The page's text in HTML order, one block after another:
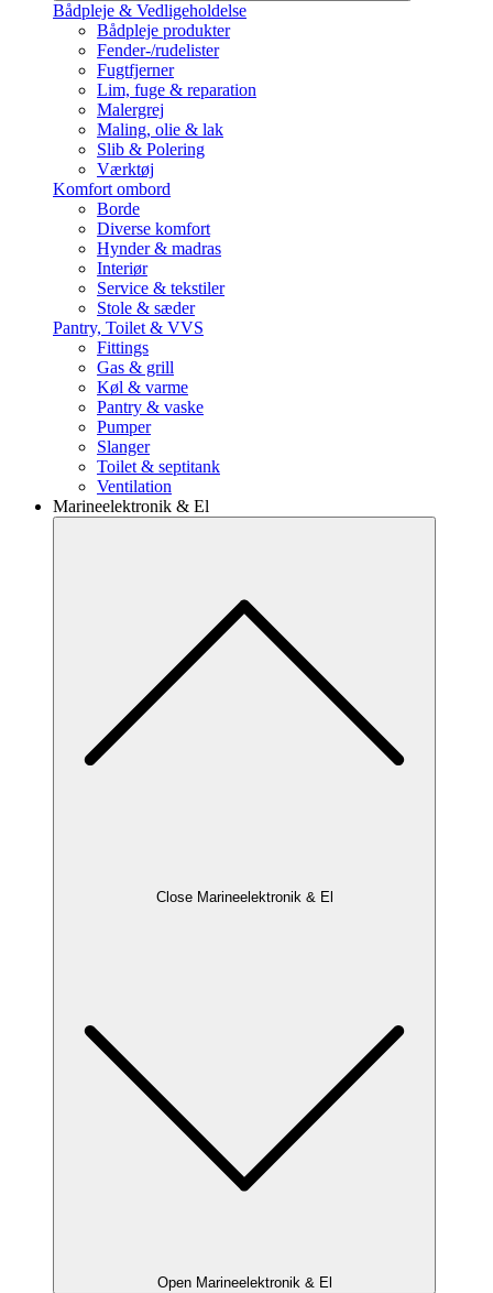
Bådpleje & Vedligeholdelse
Bådpleje produkter
Fender-/rudelister
Fugtfjerner
Lim, fuge & reparation
Malergrej
Maling, olie & lak
Slib & Polering
Værktøj
Komfort ombord
Borde
Diverse komfort
Hynder & madras
Interiør
Service & tekstiler
Stole & sæder
Pantry, Toilet & VVS
Fittings
Gas & grill
Køl & varme
Pantry & vaske
Pumper
Slanger
Toilet & septitank
Ventilation
Marineelektronik & El
Close Marineelektronik & El
Open Marineelektronik & El